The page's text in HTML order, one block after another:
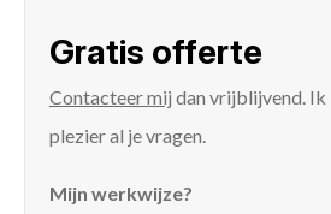
Gratis offerte
Contacteer mij dan vrijblijvend.
plezier al je vragen.
Mijn werkwijze?